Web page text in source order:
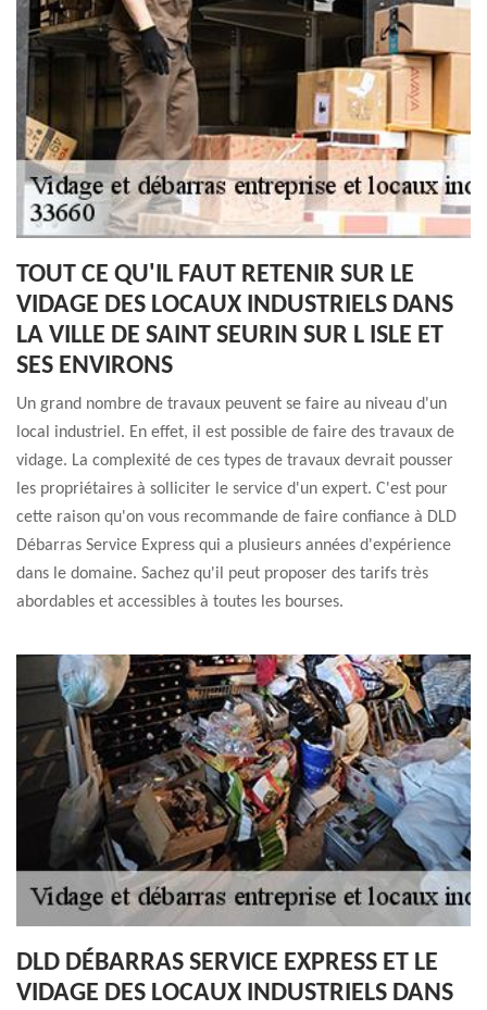
TOUT CE QU'IL FAUT RETENIR SUR LE
VIDAGE DES LOCAUX INDUSTRIELS DANS
LA VILLE DE SAINT SEURIN SUR L ISLE ET
SES ENVIRONS
Un grand nombre de travaux peuvent se faire au niveau d'un
local industriel. En effet, il est possible de faire des travaux de
vidage. La complexité de ces types de travaux devrait pousser
les propriétaires à solliciter le service d'un expert. C'est pour
cette raison qu'on vous recommande de faire confiance à DLD
Débarras Service Express qui a plusieurs années d'expérience
dans le domaine. Sachez qu'il peut proposer des tarifs très
abordables et accessibles à toutes les bourses.
DLD DÉBARRAS SERVICE EXPRESS ET LE
VIDAGE DES LOCAUX INDUSTRIELS DANS